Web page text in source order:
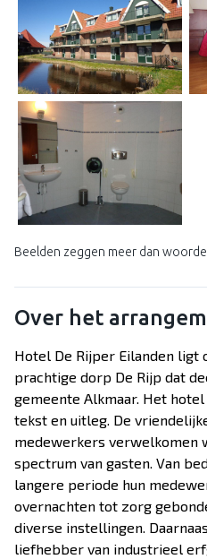
Beelden zeggen meer dan
Over het
Hotel De Rijper Eilanden ligt
prachtige dorp De Rijp dat
gemeente Alkmaar. Het
tekst en uitleg. De
medewerkers verwelkomen
spectrum van gasten. Van
langere periode hun
overnachten tot zorg
diverse instellingen.
liefhebber van industrieel